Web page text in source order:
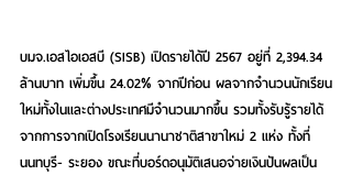
บมจ.เอสไอเอสบี (SISB) เปิดรายได้ปี 2567 อยู่ที่ 2,394.34
ล้านบาท เพิ่มขึ้น 24.02% จากปีก่อน ผลจากจำนวนนักเรียน
ใหม่ทั้งในและต่างประเทศมีจำนวนมากขึ้น รวมทั้งรับรู้รายได้
จากการจากเปิดโรงเรียนนานาชาติสาขาใหม่ 2 แห่ง ทั้งที่
นนทบุรี- ระยอง ขณะที่บอร์ดอนุมัติเสนอจ่ายเงินปันผลเป็น